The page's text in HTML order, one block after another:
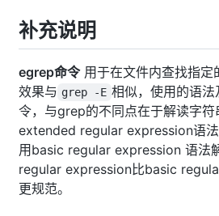
补充说明
egrep命令用于在文件内查找指定
效果与 grep -E 相似，使用的语
令，与grep的不同点在于解读字
extended regular expression语
用basic regular expression 语法
regular expression比basic
更规范。